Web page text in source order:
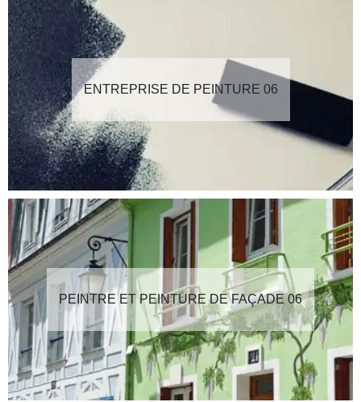
ENTREPRISE DE PEINTURE 06
PEINTRE ET PEINTURE DE FAÇADE 06